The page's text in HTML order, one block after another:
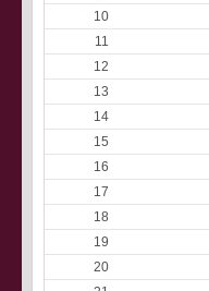
10
11
12
13
14
15
16
17
18
19
20